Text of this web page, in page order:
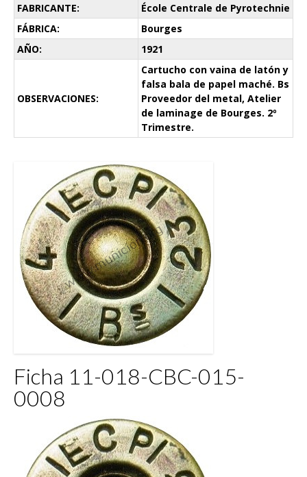
FABRICANTE:
École Centrale de Pyrotechnie
FÁBRICA:
Bourges
AÑO:
1921
OBSERVACIONES:
Cartucho con vaina de latón y
falsa bala de papel maché. Bs
Proveedor del metal, Atelier
de laminage de Bourges. 2º
Trimestre.
Ficha 11-018-CBC-015-
0008